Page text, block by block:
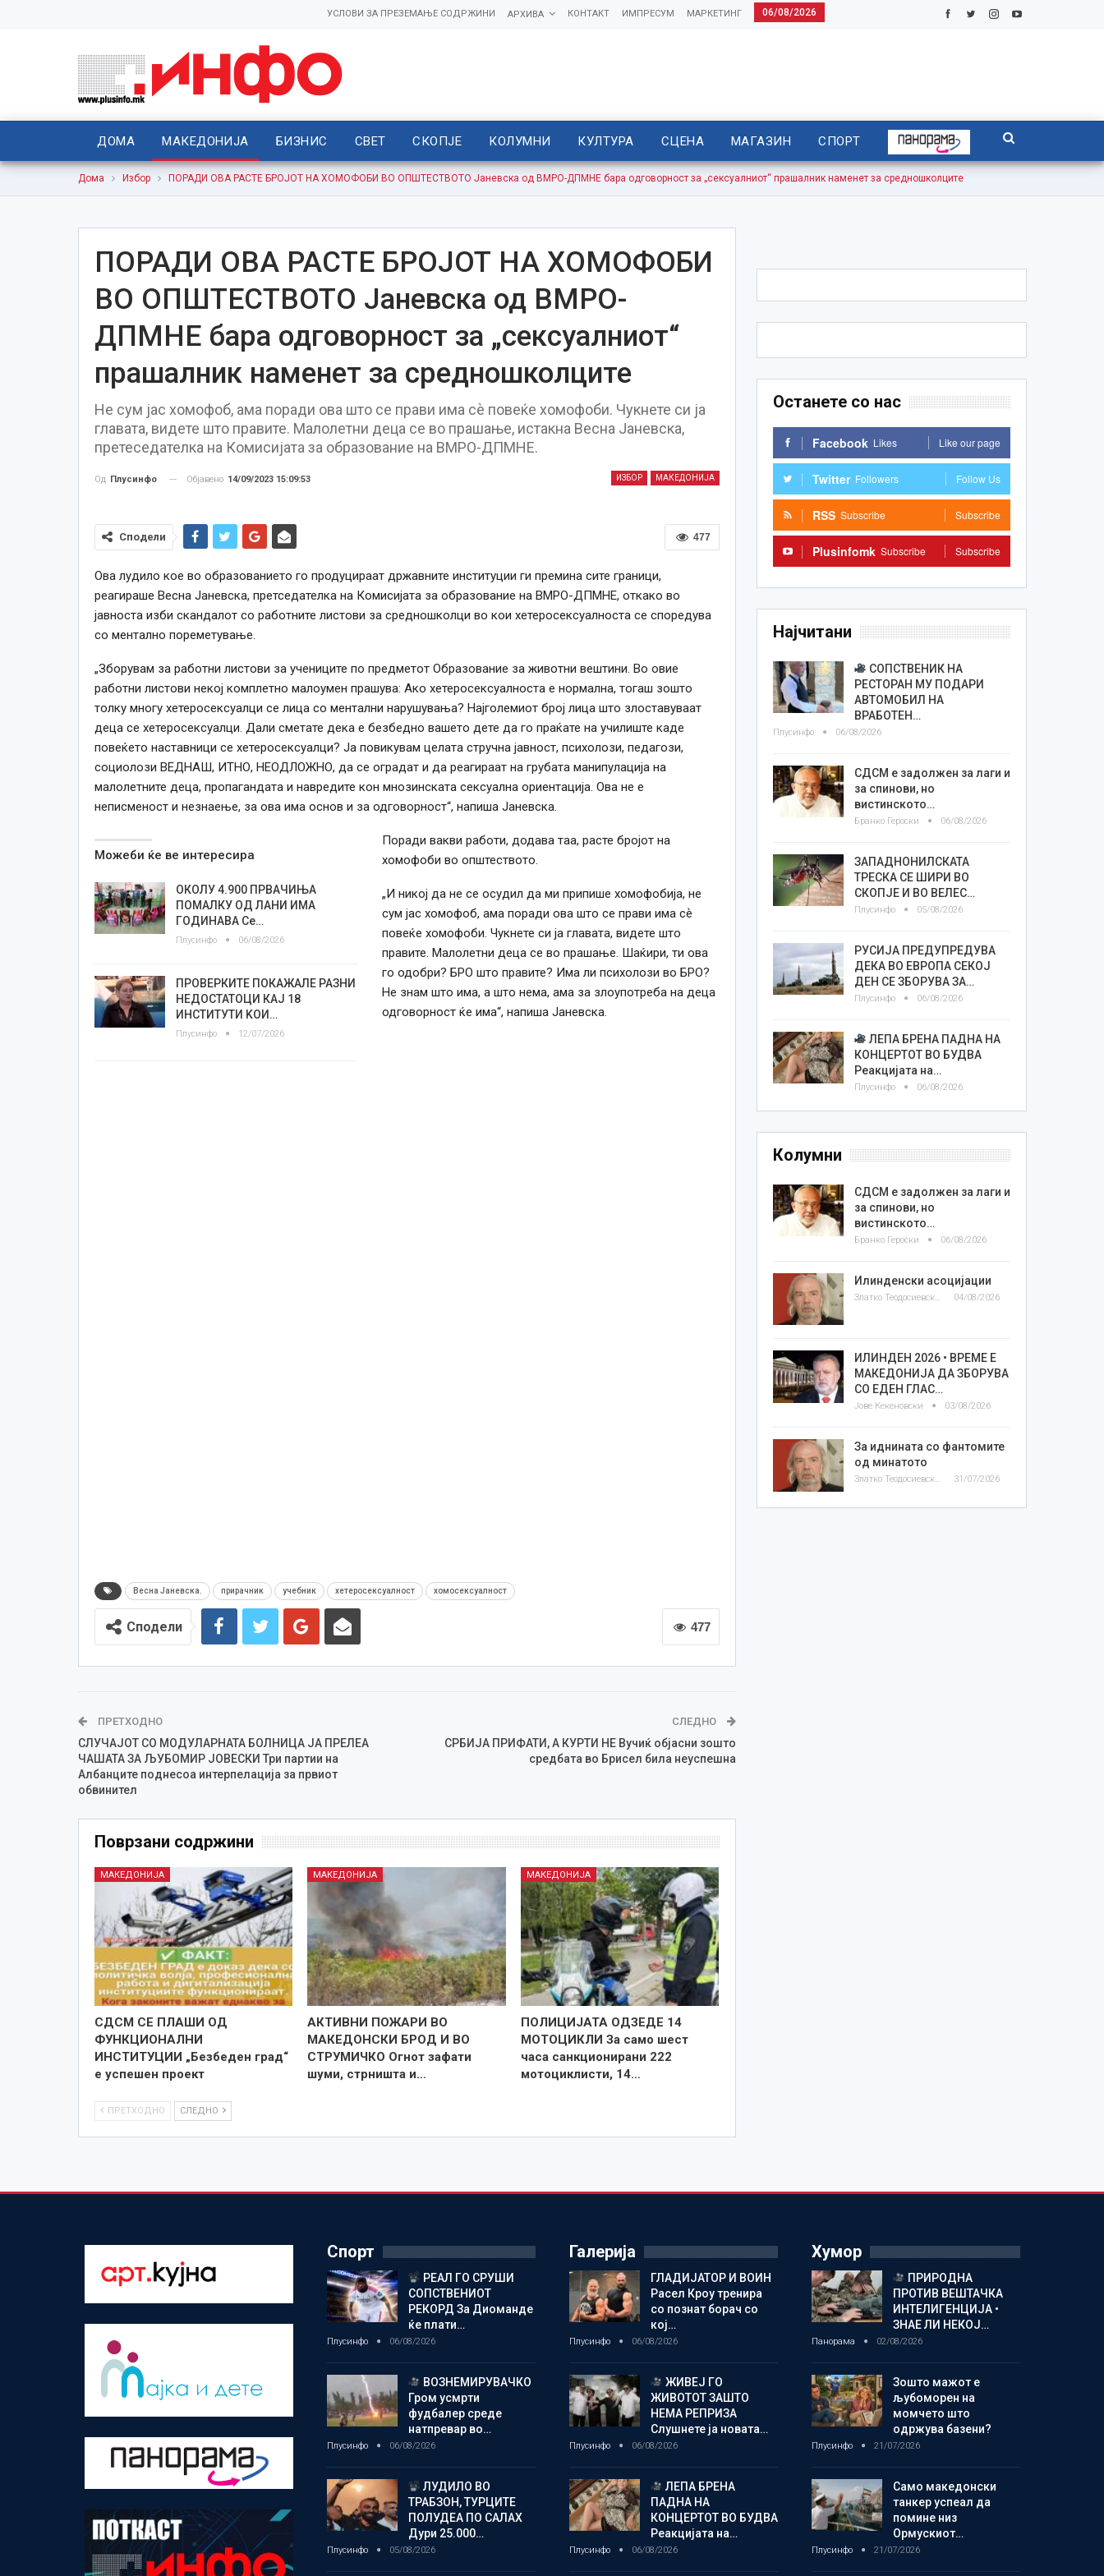
06/08/2026
МАРКЕТИНГ
ИМПРЕСУМ
КОНТАКТ
АРХИВА
УСЛОВИ ЗА ПРЕЗЕМАЊЕ СОДРЖИНИ
ДОМА МАКЕДОНИЈА БИЗНИС СВЕТ СКОПЈЕ КОЛУМНИ КУЛТУРА СЦЕНА МАГАЗИН СПОРТ
Дома Избор ПОРАДИ ОВА РАСТЕ БРОЈОТ НА ХОМОФОБИ ВО ОПШТЕСТВОТО Јаневска од ВМРО-ДПМНЕ бара одговорност за „сексуалниот“ прашалник наменет за средношколците
ПОРАДИ ОВА РАСТЕ БРОЈОТ НА ХОМОФОБИ
ВО ОПШТЕСТВОТО Јаневска од ВМРО-
ДПМНЕ бара одговорност за „сексуалниот“
прашалник наменет за средношколците
Не сум јас хомофоб, ама поради ова што се прави има сѐ повеќе хомофоби. Чукнете си ја
главата, видете што правите. Малолетни деца се во прашање, истакна Весна Јаневска,
претеседателка на Комисијата за образование на ВМРО-ДПМНЕ.
ИЗБОР МАКЕДОНИЈА
Од Плусинфо Објавено 14/09/2023 15:09:53
477
Сподели
Ова лудило кое во образованието го продуцираат државните институции ги премина сите граници,
реагираше Весна Јаневска, претседателка на Комисијата за образование на ВМРО-ДПМНЕ, откако во
јавноста изби скандалот со работните листови за средношколци во кои хетеросексуалноста се споредува
со ментално пореметување.
„Зборувам за работни листови за учениците по предметот Образование за животни вештини. Во овие
работни листови некој комплетно малоумен прашува: Ако хетеросексуалноста е нормална, тогаш зошто
толку многу хетеросексуалци се лица со ментални нарушувања? Најголемиот број лица што злоставуваат
деца се хетеросексуалци. Дали сметате дека е безбедно вашето дете да го праќате на училиште каде
повеќето наставници се хетеросексуалци? Ја повикувам целата стручна јавност, психолози, педагози,
социолози ВЕДНАШ, ИТНО, НЕОДЛОЖНО, да се оградат и да реагираат на грубата манипулација на
малолетните деца, пропагандата и навредите кон мнозинската сексуална ориентација. Ова не е
неписменост и незнаење, за ова има основ и за одговорност“, напиша Јаневска.
Можеби ќе ве интересира
ОКОЛУ 4.900 ПРВАЧИЊА
ПОМАЛКУ ОД ЛАНИ ИМА
ГОДИНАВА Се…
Плусинфо 06/08/2026
ПРОВЕРКИТЕ ПОКАЖАЛЕ РАЗНИ
НЕДОСТАТОЦИ КАЈ 18
ИНСТИТУТИ KOИ…
Плусинфо 12/07/2026
Поради вакви работи, додава таа, расте бројот на
хомофоби во општеството.
„И никој да не се осудил да ми припише хомофобија, не
сум јас хомофоб, ама поради ова што се прави има сѐ
повеќе хомофоби. Чукнете си ја главата, видете што
правите. Малолетни деца се во прашање. Шаќири, ти ова
го одобри? БРО што правите? Има ли психолози во БРО?
Не знам што има, а што нема, ама за злоупотреба на деца
одговорност ќе има“, напиша Јаневска.
Весна Јаневска. прирачник учебник хетеросексуалност хомосексуалност
477
Сподели
ПРЕТХОДНО
СЛУЧАЈОТ СО МОДУЛАРНАТА БОЛНИЦА ЈА ПРЕЛЕА
ЧАШАТА ЗА ЉУБОМИР ЈОВЕСКИ Три партии на
Албанците поднесоа интерпелација за првиот
обвинител
СЛЕДНО
СРБИЈА ПРИФАТИ, А КУРТИ НЕ Вучиќ објасни зошто
средбата во Брисел била неуспешна
Поврзани содржини
МАКЕДОНИЈА
СДСМ СЕ ПЛАШИ ОД
ФУНКЦИОНАЛНИ
ИНСТИТУЦИИ „Безбеден град“
е успешен проект
МАКЕДОНИЈА
АКТИВНИ ПОЖАРИ ВО
МАКЕДОНСКИ БРОД И ВО
СТРУМИЧКО Огнот зафати
шуми, стрништа и…
МАКЕДОНИЈА
ПОЛИЦИЈАТА ОДЗЕДЕ 14
МОТОЦИКЛИ За само шест
часа санкционирани 222
мотоциклисти, 14…
ПРЕТХОДНО СЛЕДНО
Останете со нас
Facebook Likes Like our page
Twitter Followers Follow Us
RSS Subscribe Subscribe
Plusinfomk Subscribe Subscribe
Најчитани
СОПСТВЕНИК НА
РЕСТОРАН МУ ПОДАРИ
АВТОМОБИЛ НА
ВРАБОТЕН…
Плусинфо 06/08/2026
СДСМ е задолжен за лаги и
за спинови, но
вистинското…
Бранко Героски 06/08/2026
ЗАПАДНОНИЛСКАТА
ТРЕСКА СЕ ШИРИ ВО
СКОПЈЕ И ВО ВЕЛЕС…
Плусинфо 05/08/2026
РУСИЈА ПРЕДУПРЕДУВА
ДЕКА ВО ЕВРОПА СЕКОЈ
ДЕН СЕ ЗБОРУВА ЗА…
Плусинфо 06/08/2026
ЛЕПА БРЕНА ПАДНА НА
КОНЦЕРТОТ ВО БУДВА
Реакцијата на…
Плусинфо 06/08/2026
Колумни
СДСМ е задолжен за лаги и
за спинови, но
вистинското…
Бранко Героски 06/08/2026
Илинденски асоцијации
Златко Теодосиевски 04/08/2026
ИЛИНДЕН 2026 • ВРЕМЕ Е
МАКЕДОНИЈА ДА ЗБОРУВА
СО ЕДЕН ГЛАС…
Јове Кекеновски 03/08/2026
За иднината со фантомите
од минатото
Златко Теодосиевски 31/07/2026
Спорт
РЕАЛ ГО СРУШИ
СОПСТВЕНИОТ
РЕКОРД За Диоманде
ќе плати…
Плусинфо 06/08/2026
ВОЗНЕМИРУВАЧКО
Гром усмрти
фудбалер среде
натпревар во…
Плусинфо 06/08/2026
ЛУДИЛО ВО
ТРАБЗОН, ТУРЦИТЕ
ПОЛУДЕА ПО САЛАХ
Дури 25.000…
Плусинфо 05/08/2026
Галерија
ГЛАДИЈАТОР И ВОИН
Расел Кроу тренира
со познат борач со
кој…
Плусинфо 06/08/2026
ЖИВЕЈ ГО
ЖИВОТОТ ЗАШТО
НЕМА РЕПРИЗА
Слушнете ја новата…
Плусинфо 06/08/2026
ЛЕПА БРЕНА
ПАДНА НА
КОНЦЕРТОТ ВО БУДВА
Реакцијата на…
Плусинфо 06/08/2026
Хумор
ПРИРОДНА
ПРОТИВ ВЕШТАЧКА
ИНТЕЛИГЕНЦИЈА •
ЗНАЕ ЛИ НЕКОЈ…
Панорама 02/08/2026
Зошто мажот е
љубоморен на
момчето што
одржува базени?
Плусинфо 21/07/2026
Само македонски
танкер успеал да
помине низ
Ормускиот…
Плусинфо 21/07/2026